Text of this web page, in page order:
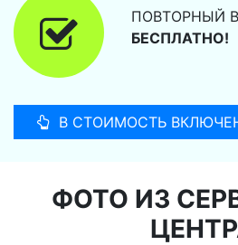
ПОВТОРНЫЙ
БЕСПЛАТНО!
В СТОИМОСТЬ
ФОТО ИЗ